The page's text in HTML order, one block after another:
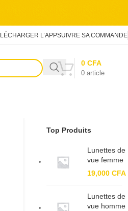
L’APPSUIVRE SA COMMANDE
0 article
0 CFA
Top Produits
Lunettes de
vue femme
BF 82196
19,000CFA
Lunettes de
vue homme